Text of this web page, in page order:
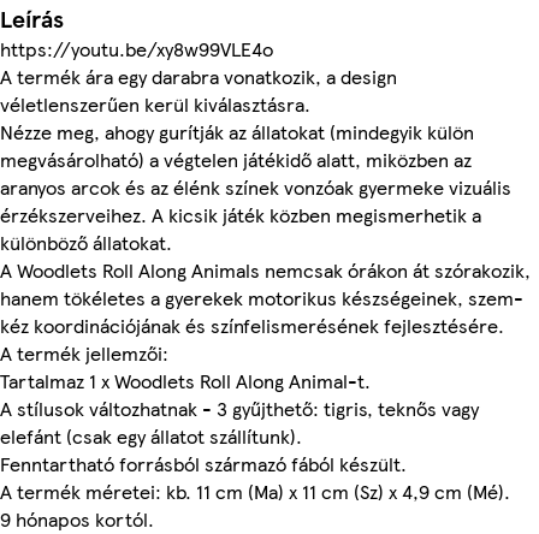
Leírás
https://youtu.be/xy8w99VLE4o
A termék ára egy darabra vonatkozik, a design
véletlenszerűen kerül kiválasztásra.
Nézze meg, ahogy gurítják az állatokat (mindegyik külön
megvásárolható) a végtelen játékidő alatt, miközben az
aranyos arcok és az élénk színek vonzóak gyermeke vizuális
érzékszerveihez. A kicsik játék közben megismerhetik a
különböző állatokat.
A Woodlets Roll Along Animals nemcsak órákon át szórakozik,
hanem tökéletes a gyerekek motorikus készségeinek, szem-
kéz koordinációjának és színfelismerésének fejlesztésére.
A termék jellemzői:
Tartalmaz 1 x Woodlets Roll Along Animal-t.
A stílusok változhatnak - 3 gyűjthető: tigris, teknős vagy
elefánt (csak egy állatot szállítunk).
Fenntartható forrásból származó fából készült.
A termék méretei: kb. 11 cm (Ma) x 11 cm (Sz) x 4,9 cm (Mé).
9 hónapos kortól.